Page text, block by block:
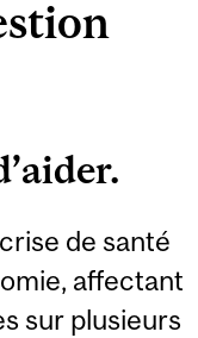
de santé
affectant
sur plusieurs